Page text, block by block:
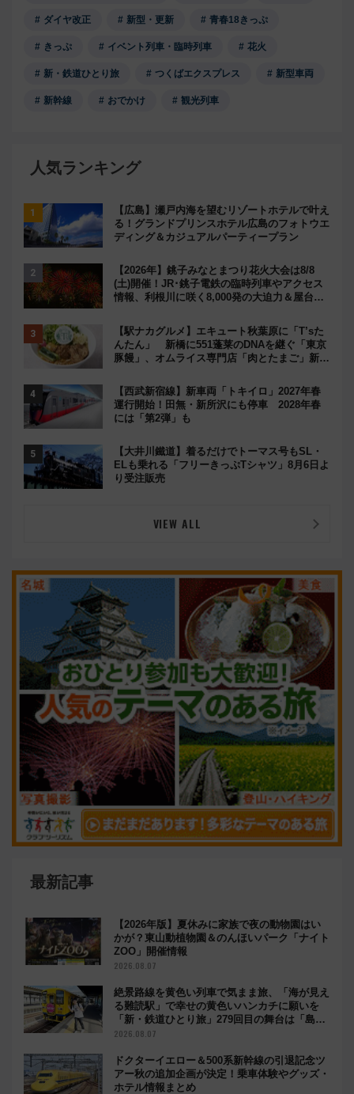
ダイヤ改正 新型・更新 青春18きっぷ
きっぷ イベント列車・臨時列車 花火
新・鉄道ひとり旅 つくばエクスプレス 新型車両
新幹線 おでかけ 観光列車
人気ランキング
【広島】瀬戸内海を望むリゾートホテルで叶え
る！グランドプリンスホテル広島のフォトウエ
ディング＆カジュアルパーティープラン
【2026年】銚子みなとまつり花火大会は8/8
(土)開催！JR･銚子電鉄の臨時列車やアクセス
情報、利根川に咲く8,000発の大迫力＆屋台を
【駅ナカグルメ】エキュート秋葉原に「T’sた
んたん」 新橋に551蓬莱のDNAを継ぐ「東京
豚饅」、オムライス専門店「肉とたまご」新グ
【西武新宿線】新車両「トキイロ」2027年春
運行開始！田無・新所沢にも停車 2028年春
には「第2弾」も
【大井川鐵道】着るだけでトーマス号もSL・
ELも乗れる「フリーきっぷTシャツ」8月6日よ
り受注販売
VIEW ALL
最新記事
【2026年版】夏休みに家族で夜の動物園はい
かが？東山動植物園＆のんほいパーク「ナイト
ZOO」開催情報
2026.08.07
絶景路線を黄色い列車で気まま旅、「海が見え
る難読駅」で幸せの黄色いハンカチに願いを
「新・鉄道ひとり旅」279回目の舞台は「島原
鉄道」
2026.08.07
ドクターイエロー＆500系新幹線の引退記念ツ
アー秋の追加企画が決定！乗車体験やグッズ・
ホテル情報まとめ